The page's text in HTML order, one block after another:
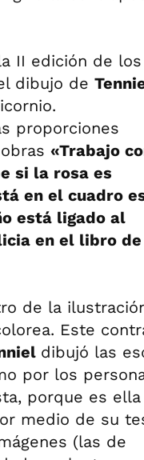
II edición de los
dibujo de
proporciones
«Trabajo
si la rosa es
en el cuadro
está ligado al
en el libro de
de la
Este
dibujó las
por los
porque es ella
medio de su
(las de